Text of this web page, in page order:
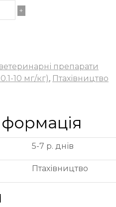
препарати
10 мг/кг), Птахівництво
5-7 р. днів
Птахівництво